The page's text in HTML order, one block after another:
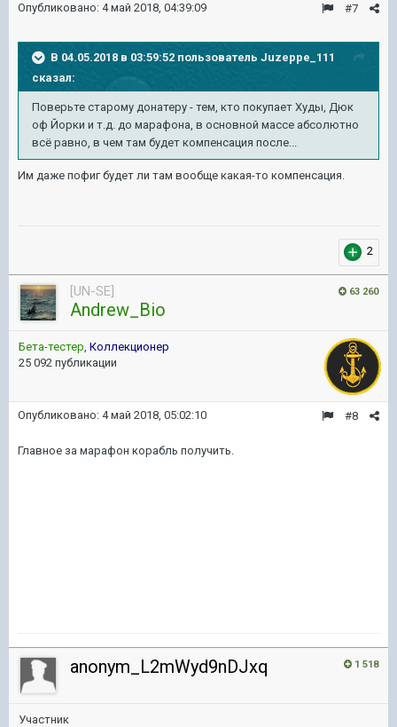
#7
Опубликовано: 4 май 2018, 04:39:09
В 04.05.2018 в 03:59:52 пользователь Juzeppe_111
сказал:
Поверьте старому донатеру - тем, кто покупает Худы, Дюк
оф Йорки и т.д. до марафона, в основной массе абсолютно
всё равно, в чем там будет компенсация после...
Им даже пофиг будет ли там вообще какая-то компенсация.
2
63 260
[UN-SE]
Andrew_Bio
Бета-тестер, Коллекционер
25 092 публикации
#8
Опубликовано: 4 май 2018, 05:02:10
Главное за марафон корабль получить.
1 518
anonym_L2mWyd9nDJxq
Участник